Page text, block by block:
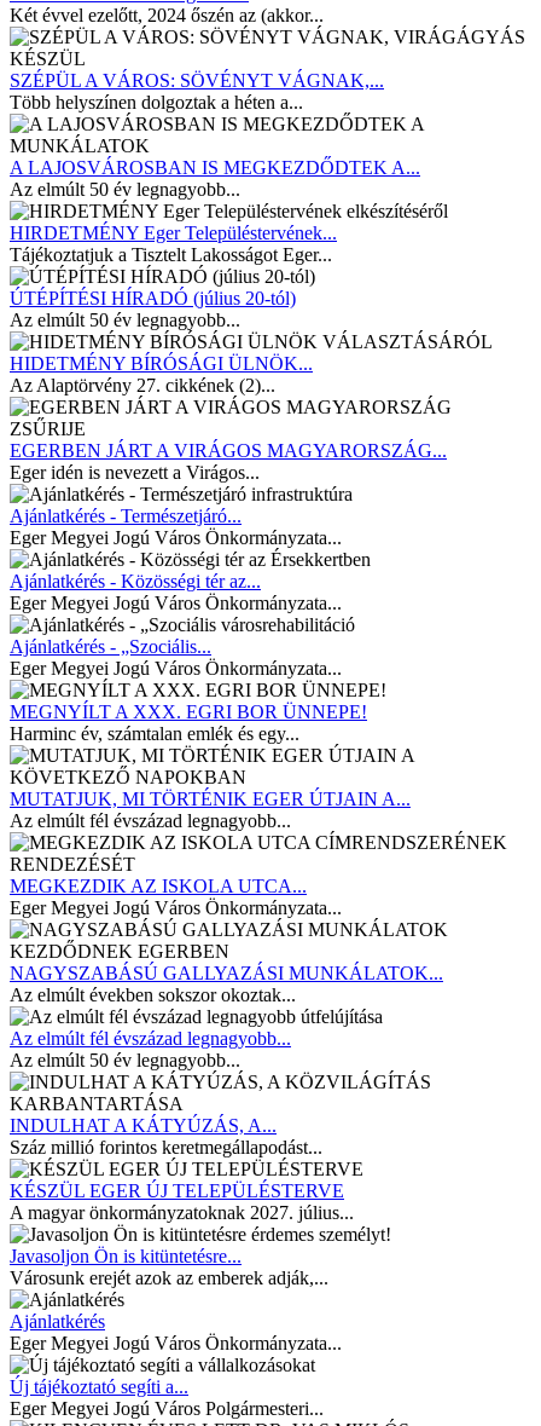
Két évvel ezelőtt, 2024 őszén az (akkor...
SZÉPÜL A VÁROS: SÖVÉNYT VÁGNAK,...
Több helyszínen dolgoztak a héten a...
A LAJOSVÁROSBAN IS MEGKEZDŐDTEK A...
Az elmúlt 50 év legnagyobb...
HIRDETMÉNY Eger Településtervének...
Tájékoztatjuk a Tisztelt Lakosságot Eger...
ÚTÉPÍTÉSI HÍRADÓ (július 20-tól)
Az elmúlt 50 év legnagyobb...
HIDETMÉNY BÍRÓSÁGI ÜLNÖK...
Az Alaptörvény 27. cikkének (2)...
EGERBEN JÁRT A VIRÁGOS MAGYARORSZÁG...
Eger idén is nevezett a Virágos...
Ajánlatkérés - Természetjáró...
Eger Megyei Jogú Város Önkormányzata...
Ajánlatkérés - Közösségi tér az...
Eger Megyei Jogú Város Önkormányzata...
Ajánlatkérés - „Szociális...
Eger Megyei Jogú Város Önkormányzata...
MEGNYÍLT A XXX. EGRI BOR ÜNNEPE!
Harminc év, számtalan emlék és egy...
MUTATJUK, MI TÖRTÉNIK EGER ÚTJAIN A...
Az elmúlt fél évszázad legnagyobb...
MEGKEZDIK AZ ISKOLA UTCA...
Eger Megyei Jogú Város Önkormányzata...
NAGYSZABÁSÚ GALLYAZÁSI MUNKÁLATOK...
Az elmúlt években sokszor okoztak...
Az elmúlt fél évszázad legnagyobb...
Az elmúlt 50 év legnagyobb...
INDULHAT A KÁTYÚZÁS, A...
Száz millió forintos keretmegállapodást...
KÉSZÜL EGER ÚJ TELEPÜLÉSTERVE
A magyar önkormányzatoknak 2027. július...
Javasoljon Ön is kitüntetésre...
Városunk erejét azok az emberek adják,...
Ajánlatkérés
Eger Megyei Jogú Város Önkormányzata...
Új tájékoztató segíti a...
Eger Megyei Jogú Város Polgármesteri...